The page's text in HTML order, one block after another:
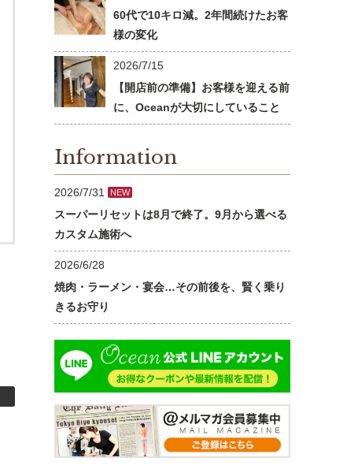
60代で10キロ減。2年間続けたお客
様の変化
2026/7/15
【開店前の準備】お客様を迎える前
に、Oceanが大切にしていること
Information
2026/7/31 NEW
スーパーリセットは8月で終了。9月から選べる
カスタム施術へ
2026/6/28
焼肉・ラーメン・宴会…その前後を、賢く乗り
きるお守り